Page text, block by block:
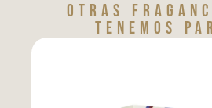
Otras
tenemos